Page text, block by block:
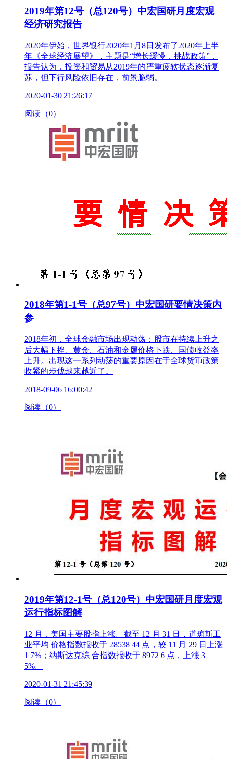
2019年第12号（总120号）中宏国研月度宏观
经济研究报告
2020年伊始，世界银行2020年1月8日发布了2020年上半
年《全球经济展望》，主题是“增长缓慢，挑战政策”，
报告认为，投资和贸易从2019年的严重疲软状态逐渐复
苏，但下行风险依旧存在，前景脆弱。
2020-01-30 21:26:17
阅读（0）
2018年第1-1号（总97号）中宏国研要情决策内
参
2018年初，全球金融市场出现动荡：股市在持续上升之
后大幅下挫、黄金、石油和金属价格下跌、国债收益率
上升。出现这一系列动荡的重要原因在于全球货币政策
收紧的步伐越来越近了。
2018-09-06 16:00:42
阅读（0）
2019年第12-1号（总120号）中宏国研月度宏观
运行指标图解
12 月，美国主要股指上涨。截至 12 月 31 日，道琼斯工
业平均 价格指数报收于 28538 44 点，较 11 月 29 日上涨
1 7%；纳斯达克综 合指数报收于 8972 6 点，上涨 3
5%。
2020-01-31 21:45:39
阅读（0）